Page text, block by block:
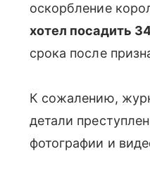
оскорбление
хотел посадить
срока после
К сожалению,
детали
фотографии и